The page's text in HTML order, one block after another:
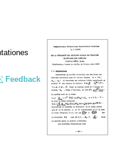
Feedback